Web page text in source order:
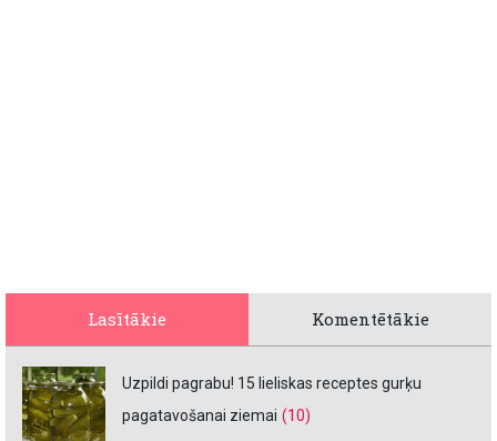
Lasītākie Komentētākie
Uzpildi pagrabu! 15 lieliskas receptes gurķu
pagatavošanai ziemai (10)